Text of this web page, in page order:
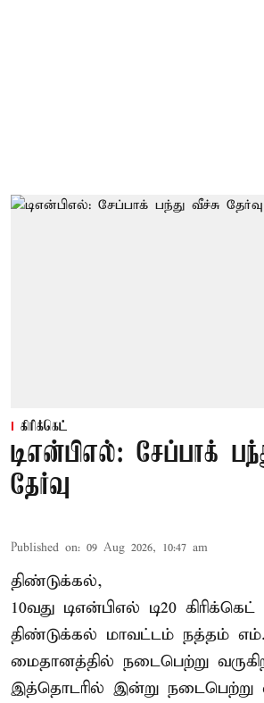
கிரிக்கெட்
டிஎன்பிஎல்: சேப்பாக்
தேர்வு
Published on: 09 Aug 2026, 10:47 am
திண்டுக்கல்,
10வது டிஎன்பிஎல் டி20 கிரிக்கெட்
திண்டுக்கல் மாவட்டம் நத்தம்
மைதானத்தில் நடைபெற்று
இத்தொடரில் இன்று நடைபெற்று